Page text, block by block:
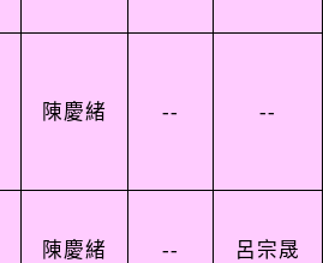
陳慶緒 -- --
陳慶緒 -- 呂宗晟